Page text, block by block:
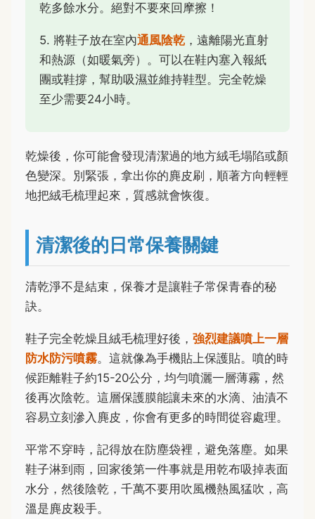
乾多餘水分。絕對不要來回摩擦！
5. 將鞋子放在室內通風陰乾 ，遠離陽光直射
和熱源（如暖氣旁）。可以在鞋內塞入報紙
團或鞋撐，幫助吸濕並維持鞋型。完全乾燥
至少需要24小時。
乾燥後，你可能會發現清潔過的地方絨毛塌陷或顏
色變深。別緊張，拿出你的麂皮刷，順著方向輕輕
地把絨毛梳理起來，質感就會恢復。
清潔後的日常保養關鍵
清乾淨不是結束，保養才是讓鞋子常保青春的秘
訣。
鞋子完全乾燥且絨毛梳理好後， 強烈建議噴上一層
防水防污噴霧。這就像為手機貼上保護貼。噴的時
候距離鞋子約15-20公分，均勻噴灑一層薄霧，然
後再次陰乾。這層保護膜能讓未來的水滴、油漬不
容易立刻滲入麂皮，你會有更多的時間從容處理。
平常不穿時，記得放在防塵袋裡，避免落塵。如果
鞋子淋到雨，回家後第一件事就是用乾布吸掉表面
水分，然後陰乾，千萬不要用吹風機熱風猛吹，高
溫是麂皮殺手。